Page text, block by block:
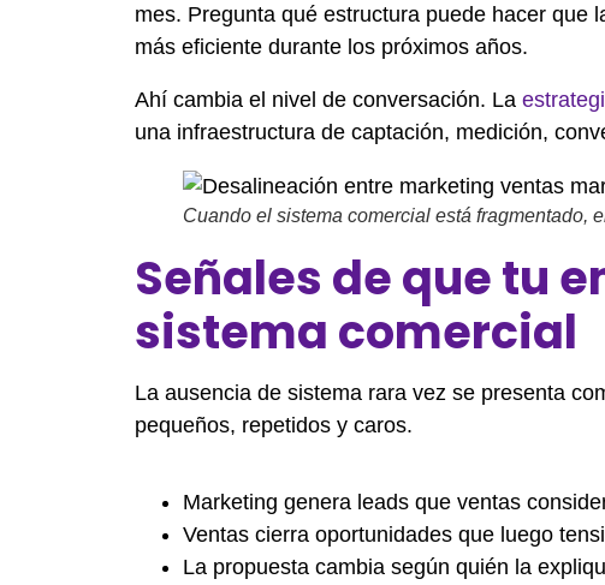
mes. Pregunta qué estructura puede hacer que
más eficiente durante los próximos años.
Ahí cambia el nivel de conversación. La
una infraestructura de captación, medición,
Cuando el sistema comercial está fragmentado,
Señales de que tu
sistema comercial
La ausencia de sistema rara vez se presenta
pequeños, repetidos y caros.
Marketing genera leads que ventas
Ventas cierra oportunidades que luego
La propuesta cambia según quién la